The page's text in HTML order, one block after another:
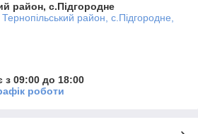
район, с.Підгородне
район, с.Підгородне,
з 09:00 до 18:00
роботи